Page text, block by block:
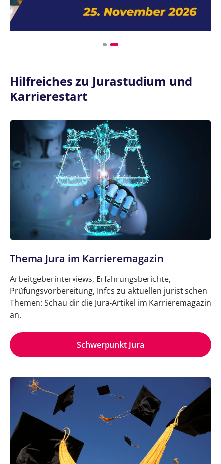
Hilfreiches zu Jurastudium und
Karrierestart
Thema Jura im Karrieremagazin
Arbeitgeberinterviews, Erfahrungsberichte,
Prüfungsvorbereitung, Infos zu aktuellen juristischen
Themen: Schau dir die Jura-Artikel im Karrieremagazin
an.
Schwerpunkt Jura